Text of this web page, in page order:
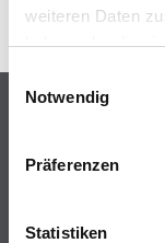
weiteren Daten
haben oder die
Einwilligungsauswahl
Notwendig
Präferenzen
Statistiken
Online-Shop